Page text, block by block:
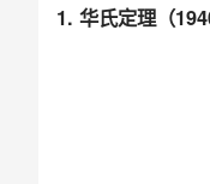
1. 华氏定理（